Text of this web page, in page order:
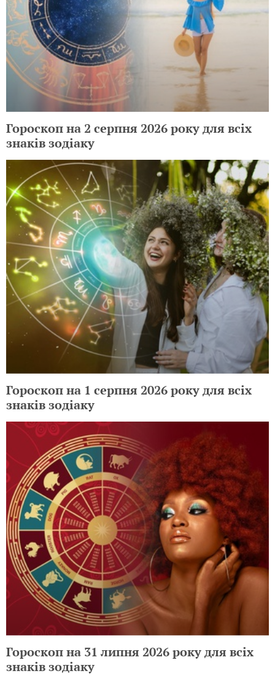
Гороскоп на 2 серпня 2026 року для всіх
знаків зодіаку
Гороскоп на 1 серпня 2026 року для всіх
знаків зодіаку
Гороскоп на 31 липня 2026 року для всіх
знаків зодіаку